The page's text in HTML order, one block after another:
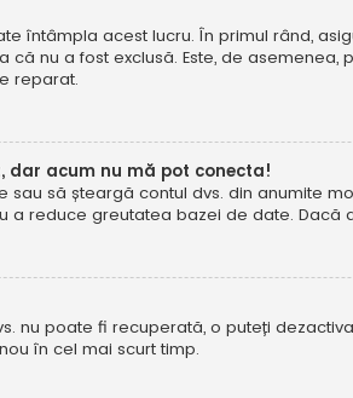
întâmpla acest lucru. În primul rând,
că nu a fost exclusă. Este, de
reparat.
acum nu mă pot conecta!
sau să șteargă contul dvs. din anumite
reduce greutatea bazei de date. Dacă
nu poate fi recuperată, o puteți
în cel mai scurt timp.